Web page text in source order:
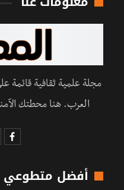
مجلة علمية ثقافية قائمة
العرب. هنا محطتك
أفضل متطوعي